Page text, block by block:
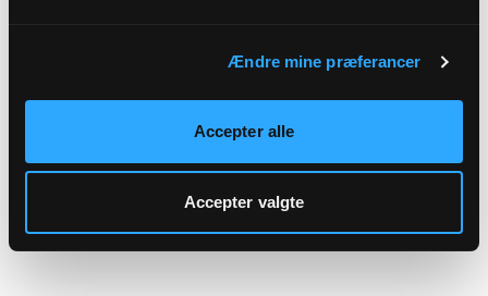
Ændre mine præferancer
Accepter alle
Accepter valgte